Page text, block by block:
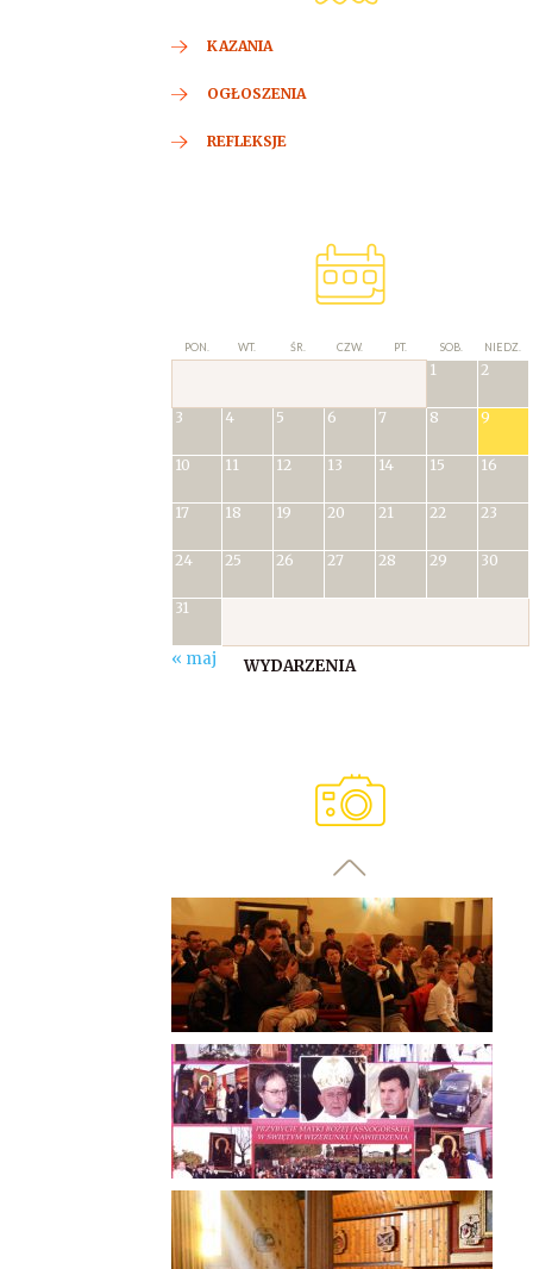
KAZANIA
OGŁOSZENIA
REFLEKSJE
PON. WT. ŚR. CZW. PT. SOB. NIEDZ.
1 2
3 4 5 6 7 8 9
10 11 12 13 14 15 16
17 18 19 20 21 22 23
24 25 26 27 28 29 30
31
« maj WYDARZENIA